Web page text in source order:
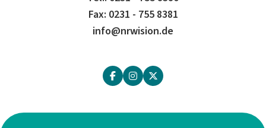
Fax: 0231 - 755 8381
info@nrwision.de